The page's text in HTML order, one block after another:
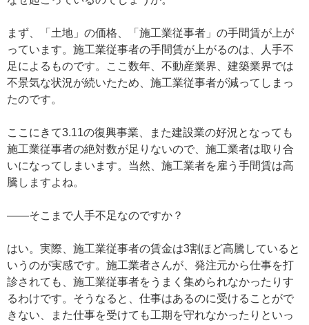
まず、「土地」の価格、「施工業従事者」の手間賃が上が
っています。施工業従事者の手間賃が上がるのは、人手不
足によるものです。ここ数年、不動産業界、建築業界では
不景気な状況が続いたため、施工業従事者が減ってしまっ
たのです。
ここにきて3.11の復興事業、また建設業の好況となっても
施工業従事者の絶対数が足りないので、施工業者は取り合
いになってしまいます。当然、施工業者を雇う手間賃は高
騰しますよね。
——そこまで人手不足なのですか？
はい。実際、施工業従事者の賃金は3割ほど高騰していると
いうのが実感です。施工業者さんが、発注元から仕事を打
診されても、施工業従事者をうまく集められなかったりす
るわけです。そうなると、仕事はあるのに受けることがで
きない、また仕事を受けても工期を守れなかったりといっ